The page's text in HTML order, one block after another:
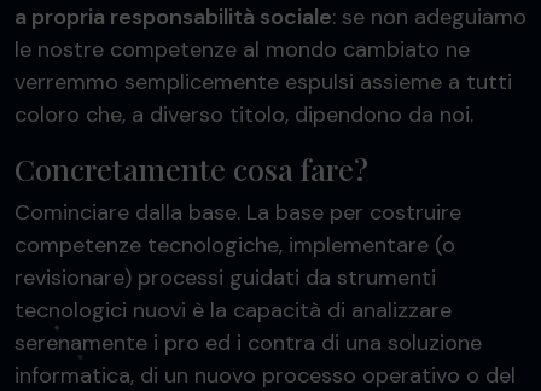
a propria responsabilità sociale: se non adeguiamo
le nostre competenze al mondo cambiato ne
verremmo semplicemente espulsi assieme a tutti
coloro che, a diverso titolo, dipendono da noi.
Concretamente cosa fare?
Cominciare dalla base. La base per costruire
competenze tecnologiche, implementare (o
revisionare) processi guidati da strumenti
tecnologici nuovi è la capacità di analizzare
serenamente i pro ed i contra di una soluzione
informatica, di un nuovo processo operativo o del